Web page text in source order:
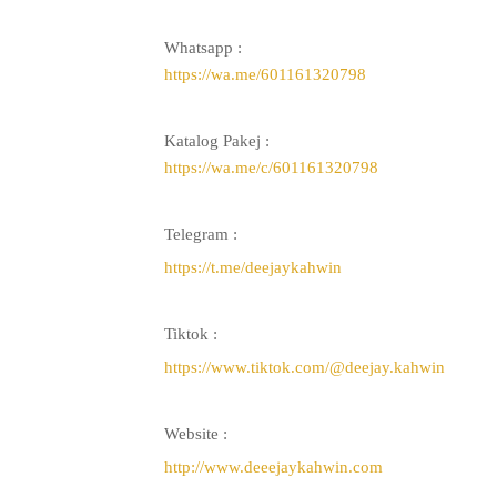
Whatsapp :
https://wa.me/601161320798
Katalog Pakej :
https://wa.me/c/601161320798
Telegram :
https://t.me/deejaykahwin
Tiktok :
https://www.tiktok.com/@deejay.kahwin
Website :
http://www.deeejaykahwin.com